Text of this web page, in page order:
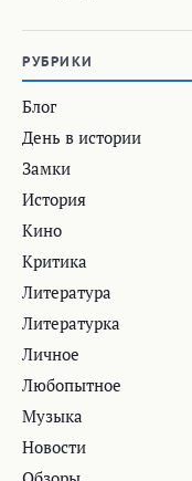
РУБРИКИ
Блог
День в истории
Замки
История
Кино
Критика
Литература
Литературка
Личное
Любопытное
Музыка
Новости